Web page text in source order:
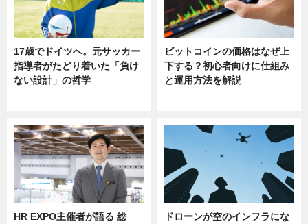
17歳でドイツへ。元サッカー
指導者がたどり着いた「負け
ない設計」の哲学
ビットコインの価格はなぜ上
下する？初心者向けに仕組み
と運用方法を解説
HR EXPO主催者が語る 総
ドローンが空のインフラにな